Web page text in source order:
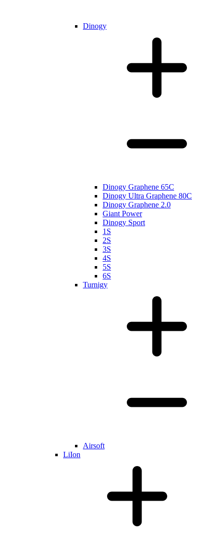
Dinogy
Dinogy Graphene 65C
Dinogy Ultra Graphene 80C
Dinogy Graphene 2.0
Giant Power
Dinogy Sport
1S
2S
3S
4S
5S
6S
Turnigy
Airsoft
LiIon